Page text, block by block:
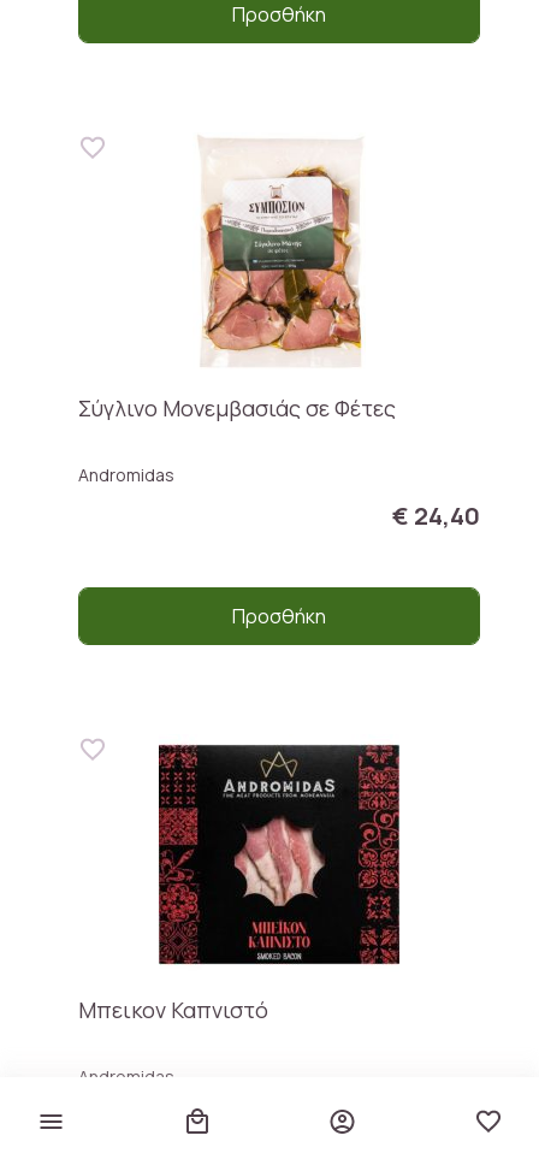
Προσθήκη
Σύγλινο Μονεμβασιάς σε Φέτες
Andromidas
€ 24,40
Προσθήκη
Μπεικον Καπνιστό
Andromidas
€ 22,50